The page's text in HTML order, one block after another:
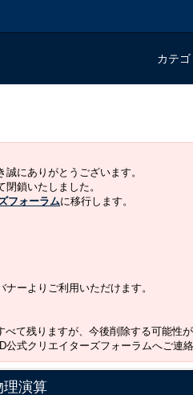
カテゴ
にありがとうございます。
鎖いたしました。
フォーラムに移行します。
ーよりご利用いただけます。
て残りますが、今後削除する可能性
式クリエイターズフォーラムへご連絡
理演算